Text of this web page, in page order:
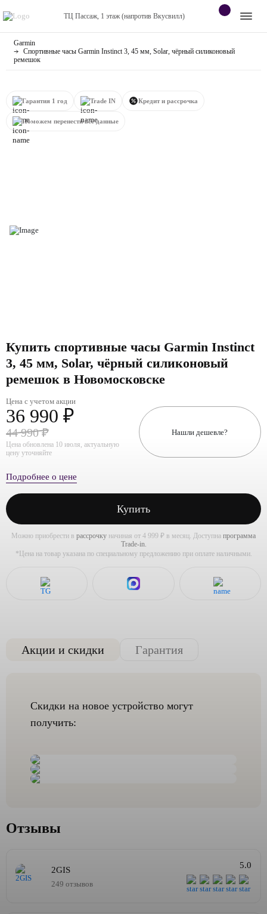
ТЦ Пассаж, 1 этаж (напротив Вкусвилл)
Контакты
магазине
Apple
Яндекс станции
Приставки
Garmin
Спортивные часы Garmin Instinct 3, 45 мм, Solar, чёрный силиконовый
ремешок
Гарантия 1 год Trade IN Кредит и рассрочка
Поможем перенести все данные
Купить спортивные часы Garmin Instinct
3, 45 мм, Solar, чёрный силиконовый
ремешок в Новомосковске
Цена с учетом акции
36 990 ₽
44 990 ₽
Цена обновлена 10 июля, актуальную
цену уточняйте
Нашли дешевле?
Подробнее о цене
Купить
Можно приобрести в рассрочку начиная от 4 999 ₽ в месяц. Доступна программа
Trade-in.
*Цена на товар указана по специальному предложению при оплате наличными.
Акции и скидки Гарантия
Скидки на новое устройство могут
получить:
Отзывы
2GIS
249 отзывов
5.0